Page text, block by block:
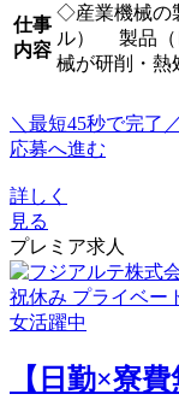
仕事
内容
◇産業機械の
ル） 製品（
械が研削・熱
＼最短45秒で完了／
応募へ進む
詳しく
見る
プレミア求人
【日勤×寮